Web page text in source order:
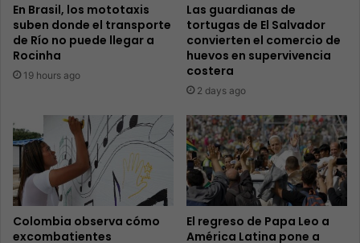
En Brasil, los mototaxis
suben donde el transporte
de Río no puede llegar a
Rocinha
19 hours ago
Las guardianas de
tortugas de El Salvador
convierten el comercio de
huevos en supervivencia
costera
2 days ago
Colombia observa cómo
excombatientes
El regreso de Papa Leo a
América Latina pone a